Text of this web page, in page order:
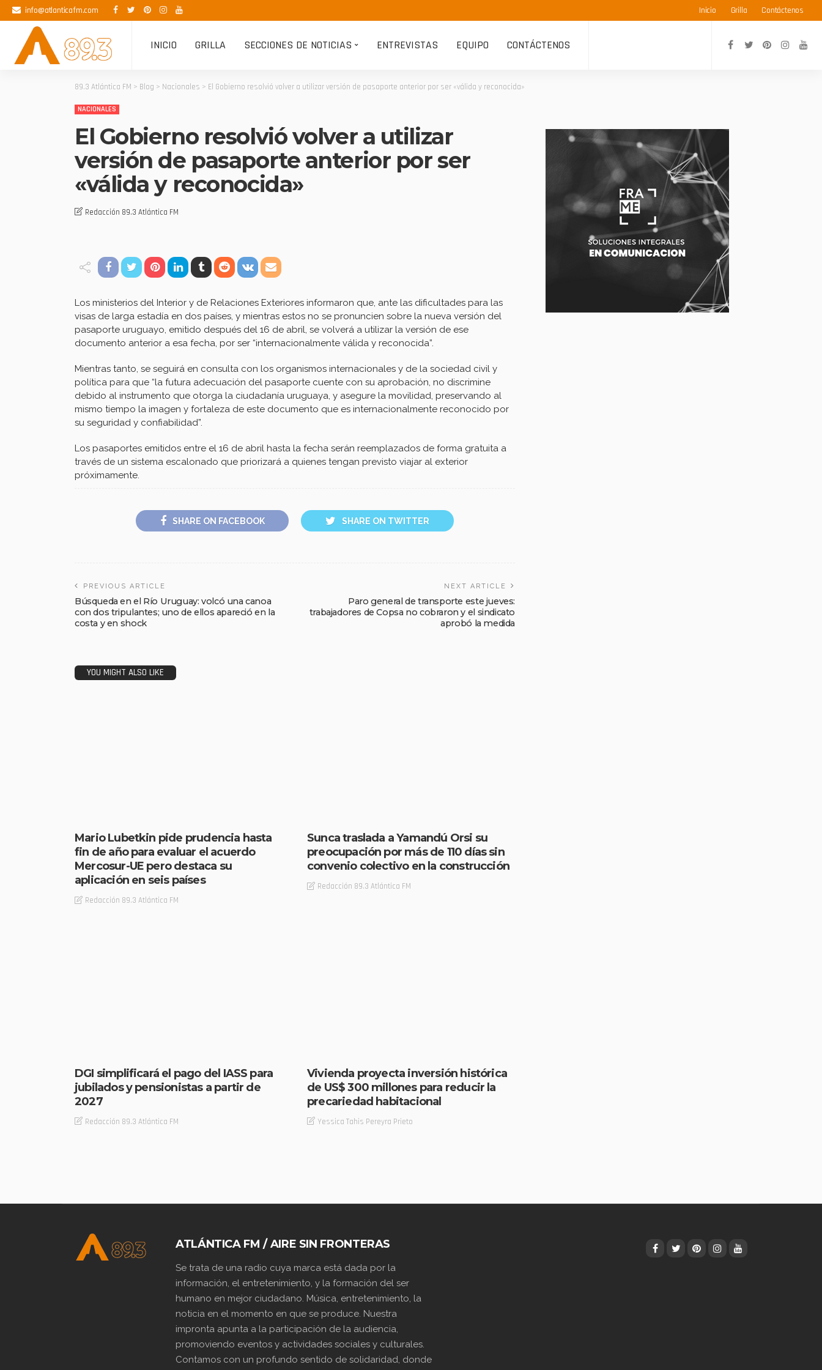
info@atlanticafm.com Inicio Grilla Contáctenos
INICIO GRILLA SECCIONES DE NOTICIAS ENTREVISTAS EQUIPO CONTÁCTENOS
89.3 Atlántica FM > Blog > Nacionales > El Gobierno resolvió volver a utilizar versión de pasaporte anterior por ser «válida y reconocida»
NACIONALES
El Gobierno resolvió volver a utilizar
versión de pasaporte anterior por ser
«válida y reconocida»
Redacción 89.3 Atlántica FM
Los ministerios del Interior y de Relaciones Exteriores informaron que, ante las dificultades para las
visas de larga estadía en dos países, y mientras estos no se pronuncien sobre la nueva versión del
pasaporte uruguayo, emitido después del 16 de abril, se volverá a utilizar la versión de ese
documento anterior a esa fecha, por ser “internacionalmente válida y reconocida”.
Mientras tanto, se seguirá en consulta con los organismos internacionales y de la sociedad civil y
política para que “la futura adecuación del pasaporte cuente con su aprobación, no discrimine
debido al instrumento que otorga la ciudadanía uruguaya, y asegure la movilidad, preservando al
mismo tiempo la imagen y fortaleza de este documento que es internacionalmente reconocido por
su seguridad y confiabilidad”.
Los pasaportes emitidos entre el 16 de abril hasta la fecha serán reemplazados de forma gratuita a
través de un sistema escalonado que priorizará a quienes tengan previsto viajar al exterior
próximamente.
SHARE ON FACEBOOK SHARE ON TWITTER
PREVIOUS ARTICLE
Búsqueda en el Río Uruguay: volcó una canoa
con dos tripulantes; uno de ellos apareció en la
costa y en shock
NEXT ARTICLE
Paro general de transporte este jueves:
trabajadores de Copsa no cobraron y el sindicato
aprobó la medida
YOU MIGHT ALSO LIKE
Mario Lubetkin pide prudencia hasta
fin de año para evaluar el acuerdo
Mercosur-UE pero destaca su
aplicación en seis países
Redacción 89.3 Atlántica FM
Sunca traslada a Yamandú Orsi su
preocupación por más de 110 días sin
convenio colectivo en la construcción
Redacción 89.3 Atlántica FM
DGI simplificará el pago del IASS para
jubilados y pensionistas a partir de
2027
Redacción 89.3 Atlántica FM
Vivienda proyecta inversión histórica
de US$ 300 millones para reducir la
precariedad habitacional
Yessica Tahis Pereyra Prieto
ATLÁNTICA FM / AIRE SIN FRONTERAS
Se trata de una radio cuya marca está dada por la
información, el entretenimiento, y la formación del ser
humano en mejor ciudadano. Música, entretenimiento, la
noticia en el momento en que se produce. Nuestra
impronta apunta a la participación de la audiencia,
promoviendo eventos y actividades sociales y culturales.
Contamos con un profundo sentido de solidaridad, donde